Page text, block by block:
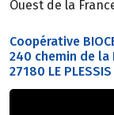
Ouest de la
Coopérative
240 chemin de la
27180 LE PLESSIS